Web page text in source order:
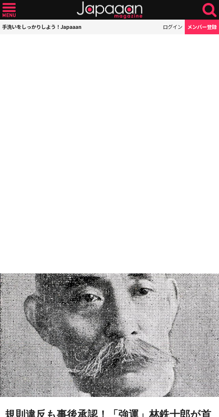
手洗いをしっかりしよう！Japaaan ログイン メンバー登録
規則違反も事後承認！「強運」林銑十郎が首